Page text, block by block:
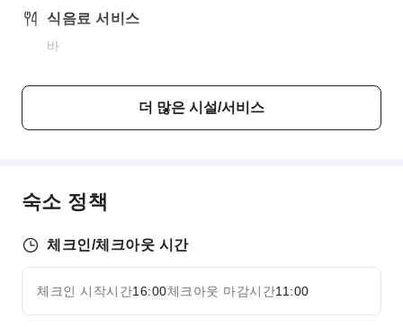
식음료 서비스
바
비즈니스 서비스
택배 서비스
스포츠 시설
트레킹
스키
자세히 보기
더 많은 시설/서비스
숙소 정책
체크인/체크아웃 시간
체크인 시작시간16:00체크아웃 마감시간11:00